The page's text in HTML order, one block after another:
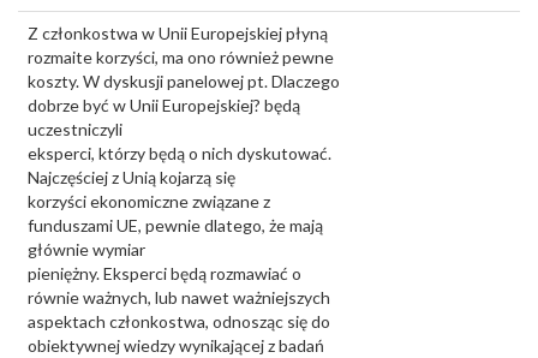
Z członkostwa w Unii Europejskiej płyną
rozmaite korzyści, ma ono również pewne
koszty. W dyskusji panelowej pt. Dlaczego
dobrze być w Unii Europejskiej? będą
uczestniczyli
eksperci, którzy będą o nich dyskutować.
Najczęściej z Unią kojarzą się
korzyści ekonomiczne związane z
funduszami UE, pewnie dlatego, że mają
głównie wymiar
pieniężny. Eksperci będą rozmawiać o
równie ważnych, lub nawet ważniejszych
aspektach członkostwa, odnosząc się do
obiektywnej wiedzy wynikającej z badań